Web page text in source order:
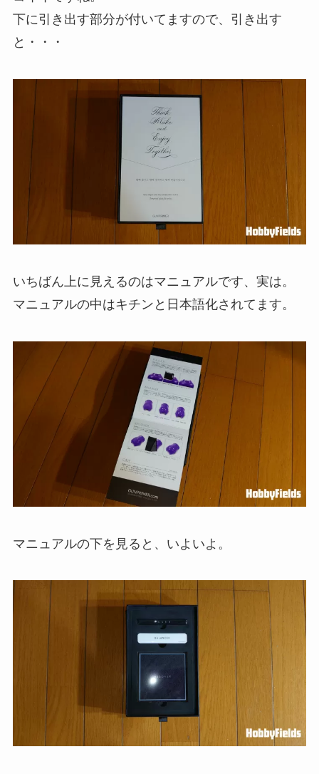
下に引き出す部分が付いてますので、引き出す
と・・・
いちばん上に見えるのはマニュアルです、実は。
マニュアルの中はキチンと日本語化されてます。
マニュアルの下を見ると、いよいよ。